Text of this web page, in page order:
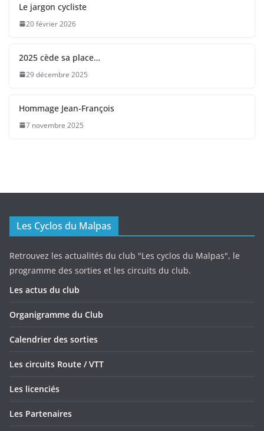
Le jargon cycliste
20 février 2026
2025 cède sa place…
29 décembre 2025
Hommage Jean-François
7 novembre 2025
Les Cyclos du Malpas
Retrouvez les actualités du club "Les cyclos du Malpas", le
programme des sorties et les circuits du club.
Les actus du club
Organigramme du Club
Calendrier des sorties
Les circuits Route / VTT
Les licenciés
Les Partenaires